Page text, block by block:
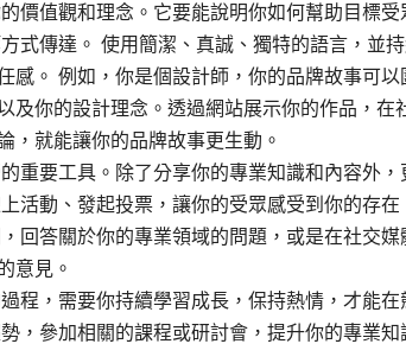
價值觀和理念。它要能說明你如何幫助目標受
式傳達。 使用簡潔、真誠、獨特的語言，並
感。 例如，你是個設計師，你的品牌故事可以
及你的設計理念。透過網站展示你的作品，在
，就能讓你的品牌故事更生動。
重要工具。除了分享你的專業知識和內容外，
活動、發起投票，讓你的受眾感受到你的存在
回答關於你的專業領域的問題，或是在社交媒
意見。
程，需要你持續學習成長，保持熱情，才能在
，參加相關的課程或研討會，提升你的專業知